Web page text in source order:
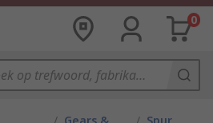
0